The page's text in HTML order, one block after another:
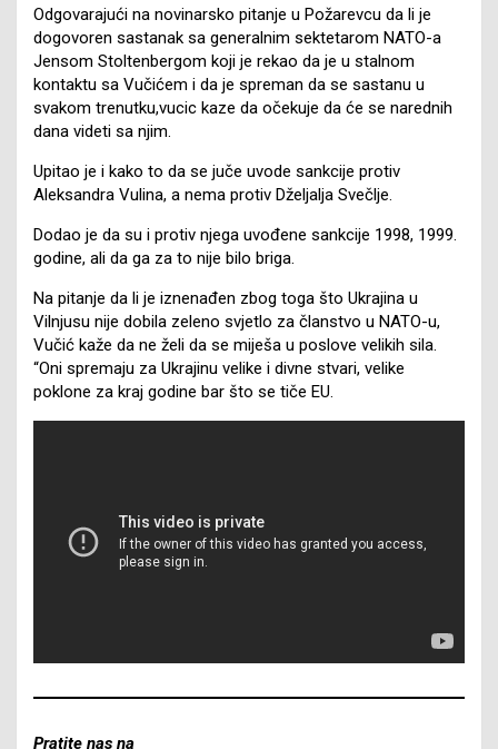
Odgovarajući na novinarsko pitanje u Požarevcu da li je
dogovoren sastanak sa generalnim sektetarom NATO-a
Jensom Stoltenbergom koji je rekao da je u stalnom
kontaktu sa Vučićem i da je spreman da se sastanu u
svakom trenutku,vucic kaze da očekuje da će se narednih
dana videti sa njim.
Upitao je i kako to da se juče uvode sankcije protiv
Aleksandra Vulina, a nema protiv Dželjalja Svečlje.
Dodao je da su i protiv njega uvođene sankcije 1998, 1999.
godine, ali da ga za to nije bilo briga.
Na pitanje da li je iznenađen zbog toga što Ukrajina u
Vilnjusu nije dobila zeleno svjetlo za članstvo u NATO-u,
Vučić kaže da ne želi da se miješa u poslove velikih sila.
“Oni spremaju za Ukrajinu velike i divne stvari, velike
poklone za kraj godine bar što se tiče EU.
Pratite nas na